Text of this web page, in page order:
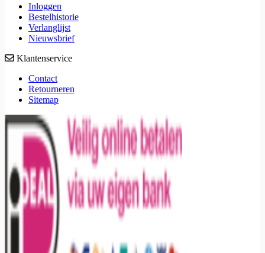
Inloggen
Bestelhistorie
Verlanglijst
Nieuwsbrief
Klantenservice
Contact
Retourneren
Sitemap